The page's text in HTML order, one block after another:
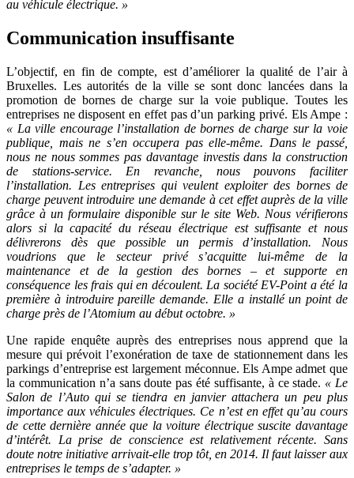
au véhicule électrique. »
Communication insuffisante
L’objectif, en fin de compte, est d’améliorer la qualité de l’air à
Bruxelles. Les autorités de la ville se sont donc lancées dans la
promotion de bornes de charge sur la voie publique. Toutes les
entreprises ne disposent en effet pas d’un parking privé. Els Ampe :
« La ville encourage l’installation de bornes de charge sur la voie
publique, mais ne s’en occupera pas elle-même. Dans le passé,
nous ne nous sommes pas davantage investis dans la construction
de stations-service. En revanche, nous pouvons faciliter
l’installation. Les entreprises qui veulent exploiter des bornes de
charge peuvent introduire une demande à cet effet auprès de la ville
grâce à un formulaire disponible sur le site Web. Nous vérifierons
alors si la capacité du réseau électrique est suffisante et nous
délivrerons dès que possible un permis d’installation. Nous
voudrions que le secteur privé s’acquitte lui-même de la
maintenance et de la gestion des bornes – et supporte en
conséquence les frais qui en découlent. La société EV-Point a été la
première à introduire pareille demande. Elle a installé un point de
charge près de l’Atomium au début octobre. »
Une rapide enquête auprès des entreprises nous apprend que la
mesure qui prévoit l’exonération de taxe de stationnement dans les
parkings d’entreprise est largement méconnue. Els Ampe admet que
la communication n’a sans doute pas été suffisante, à ce stade. « Le
Salon de l’Auto qui se tiendra en janvier attachera un peu plus
importance aux véhicules électriques. Ce n’est en effet qu’au cours
de cette dernière année que la voiture électrique suscite davantage
d’intérêt. La prise de conscience est relativement récente. Sans
doute notre initiative arrivait-elle trop tôt, en 2014. Il faut laisser aux
entreprises le temps de s’adapter. »